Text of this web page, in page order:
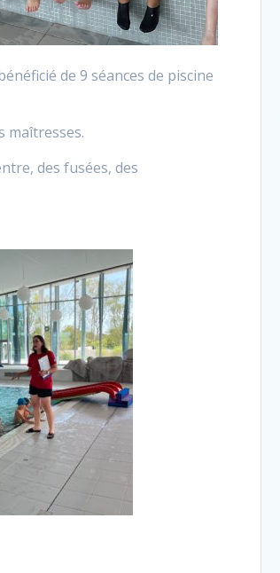
de 9 séances de piscine
maîtresses.
des fusées, des